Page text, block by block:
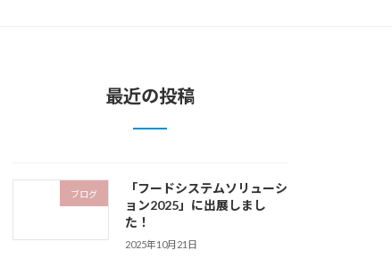
最近の投稿
ブログ
「フードシステムソリューシ
ョン2025」に出展しまし
た！
2025年10月21日